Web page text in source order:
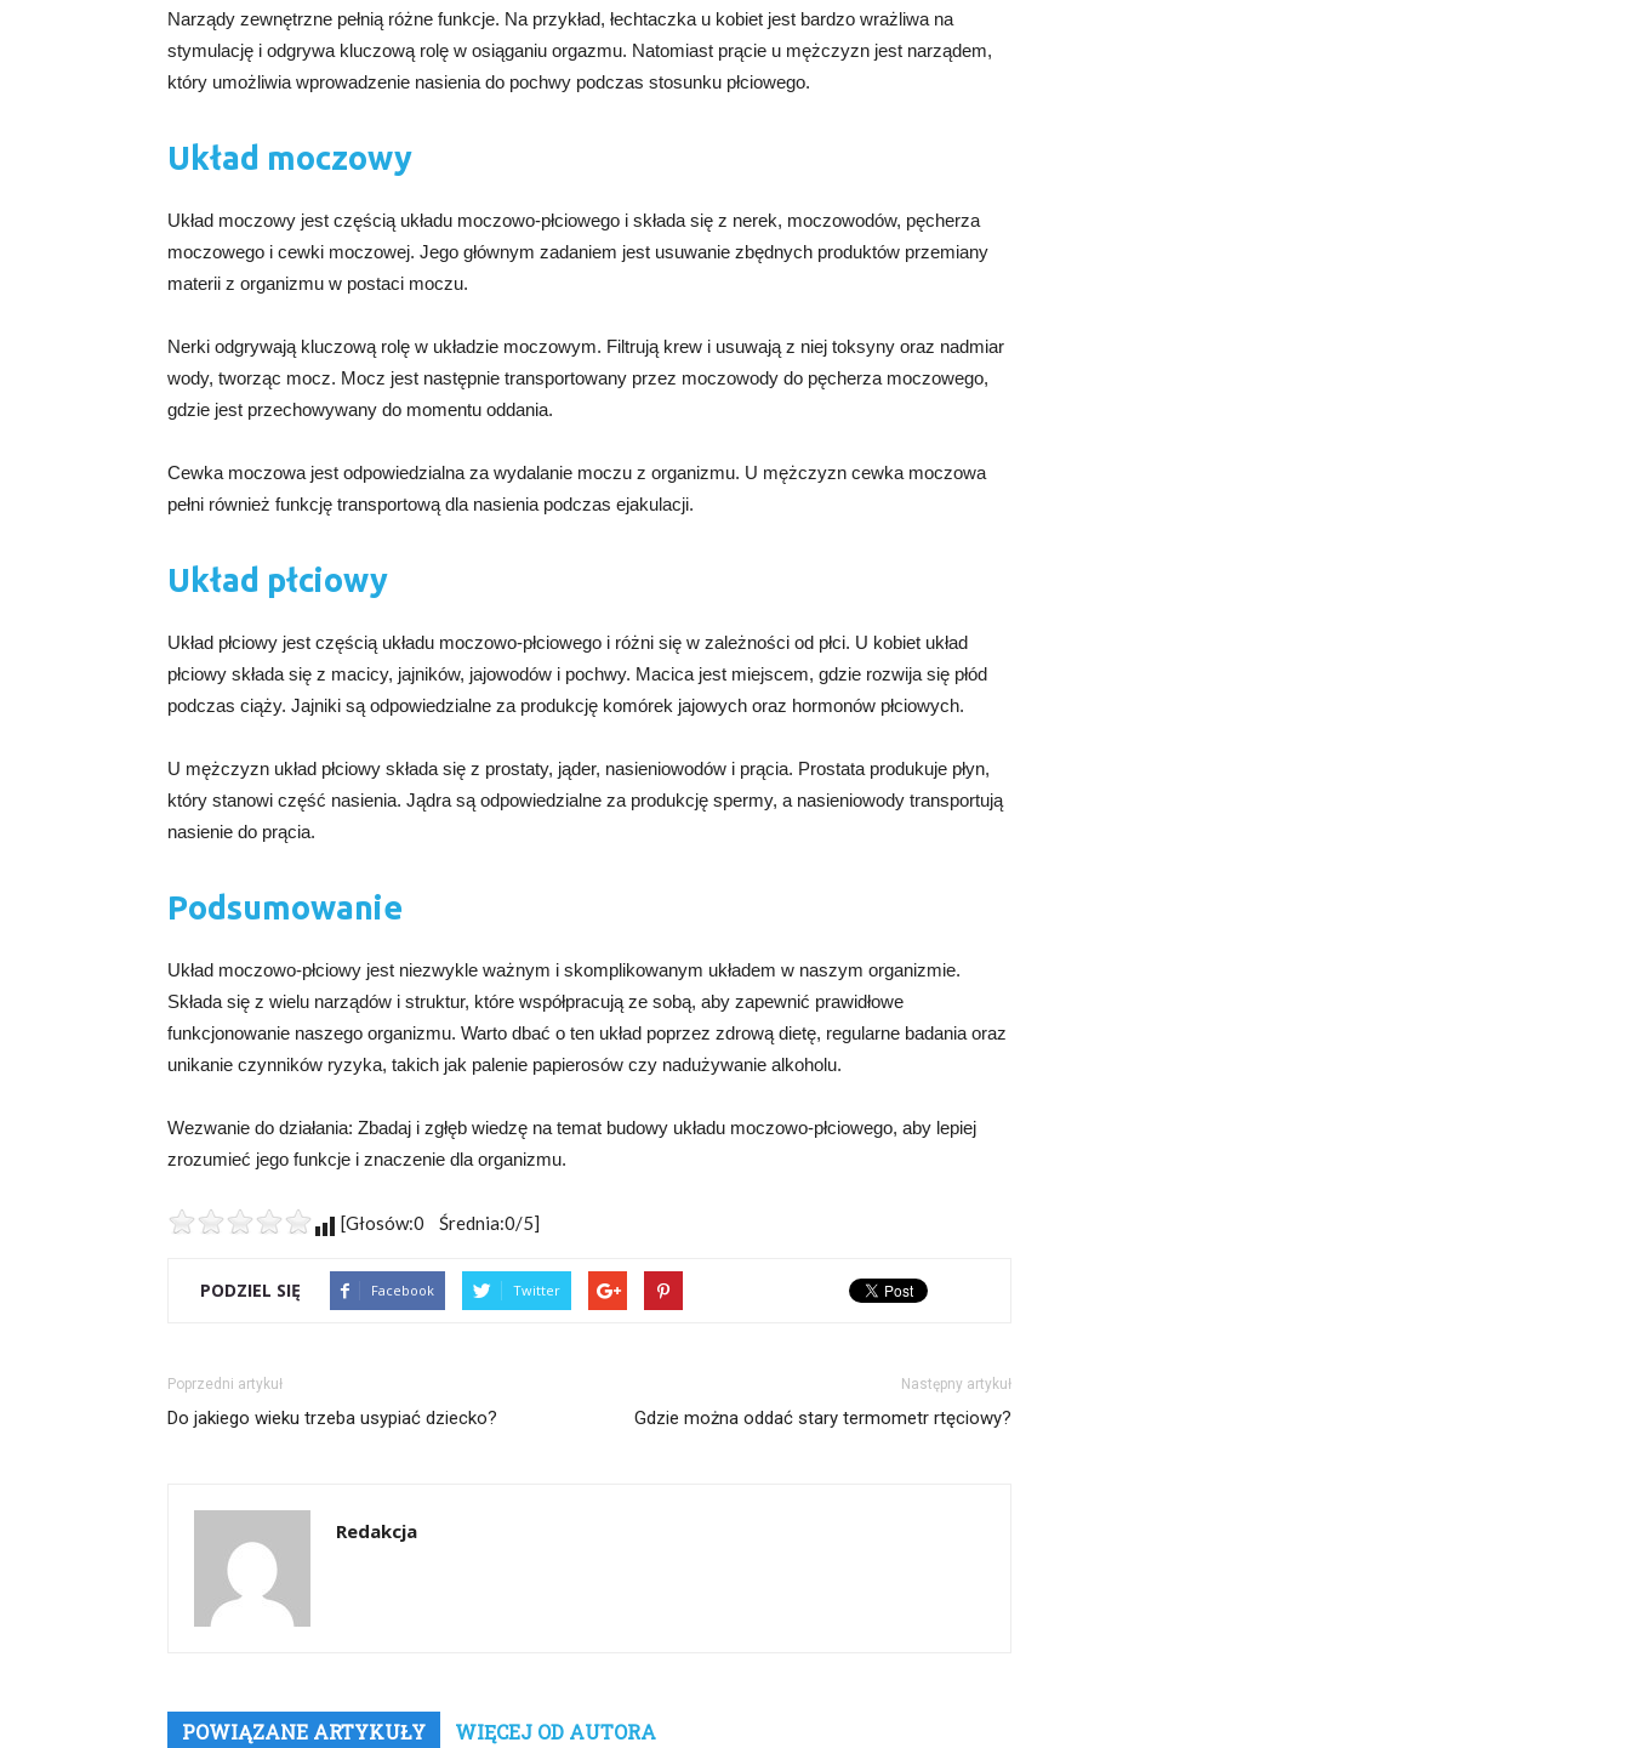
Narządy zewnętrzne pełnią różne funkcje. Na przykład, łechtaczka u kobiet jest bardzo wrażliwa na
stymulację i odgrywa kluczową rolę w osiąganiu orgazmu. Natomiast prącie u mężczyzn jest narządem,
który umożliwia wprowadzenie nasienia do pochwy podczas stosunku płciowego.
Układ moczowy
Układ moczowy jest częścią układu moczowo-płciowego i składa się z nerek, moczowodów, pęcherza
moczowego i cewki moczowej. Jego głównym zadaniem jest usuwanie zbędnych produktów przemiany
materii z organizmu w postaci moczu.
Nerki odgrywają kluczową rolę w układzie moczowym. Filtrują krew i usuwają z niej toksyny oraz nadmiar
wody, tworząc mocz. Mocz jest następnie transportowany przez moczowody do pęcherza moczowego,
gdzie jest przechowywany do momentu oddania.
Cewka moczowa jest odpowiedzialna za wydalanie moczu z organizmu. U mężczyzn cewka moczowa
pełni również funkcję transportową dla nasienia podczas ejakulacji.
Układ płciowy
Układ płciowy jest częścią układu moczowo-płciowego i różni się w zależności od płci. U kobiet układ
płciowy składa się z macicy, jajników, jajowodów i pochwy. Macica jest miejscem, gdzie rozwija się płód
podczas ciąży. Jajniki są odpowiedzialne za produkcję komórek jajowych oraz hormonów płciowych.
U mężczyzn układ płciowy składa się z prostaty, jąder, nasieniowodów i prącia. Prostata produkuje płyn,
który stanowi część nasienia. Jądra są odpowiedzialne za produkcję spermy, a nasieniowody transportują
nasienie do prącia.
Podsumowanie
Układ moczowo-płciowy jest niezwykle ważnym i skomplikowanym układem w naszym organizmie.
Składa się z wielu narządów i struktur, które współpracują ze sobą, aby zapewnić prawidłowe
funkcjonowanie naszego organizmu. Warto dbać o ten układ poprzez zdrową dietę, regularne badania oraz
unikanie czynników ryzyka, takich jak palenie papierosów czy nadużywanie alkoholu.
Wezwanie do działania: Zbadaj i zgłęb wiedzę na temat budowy układu moczowo-płciowego, aby lepiej
zrozumieć jego funkcje i znaczenie dla organizmu.
[Głosów:0 Średnia:0/5]
PODZIEL SIĘ Facebook Twitter
Poprzedni artykuł
Do jakiego wieku trzeba usypiać dziecko?
Następny artykuł
Gdzie można oddać stary termometr rtęciowy?
Redakcja
POWIĄZANE ARTYKUŁY WIĘCEJ OD AUTORA